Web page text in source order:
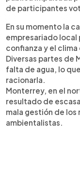
de participantes
En su momento la
empresariado local
confianza y el clima
Diversas partes de
falta de agua, lo
racionarla.
Monterrey, en el
resultado de
mala gestión de los
ambientalistas.